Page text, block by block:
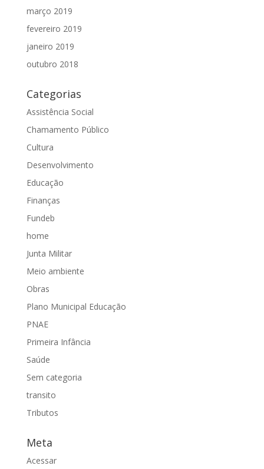
março 2019
fevereiro 2019
janeiro 2019
outubro 2018
Categorias
Assistência Social
Chamamento Público
Cultura
Desenvolvimento
Educação
Finanças
Fundeb
home
Junta Militar
Meio ambiente
Obras
Plano Municipal Educação
PNAE
Primeira Infância
Saúde
Sem categoria
transito
Tributos
Meta
Acessar